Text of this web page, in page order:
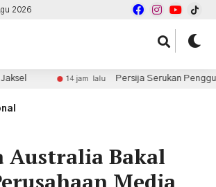
2026
14 jam lalu Persija Serukan Penggunaan
Australia Bakal
Media